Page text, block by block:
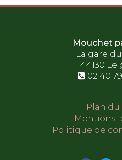
Mouchet
La gare
44130 Le
02 40
Plan du
Mentions
Politique de